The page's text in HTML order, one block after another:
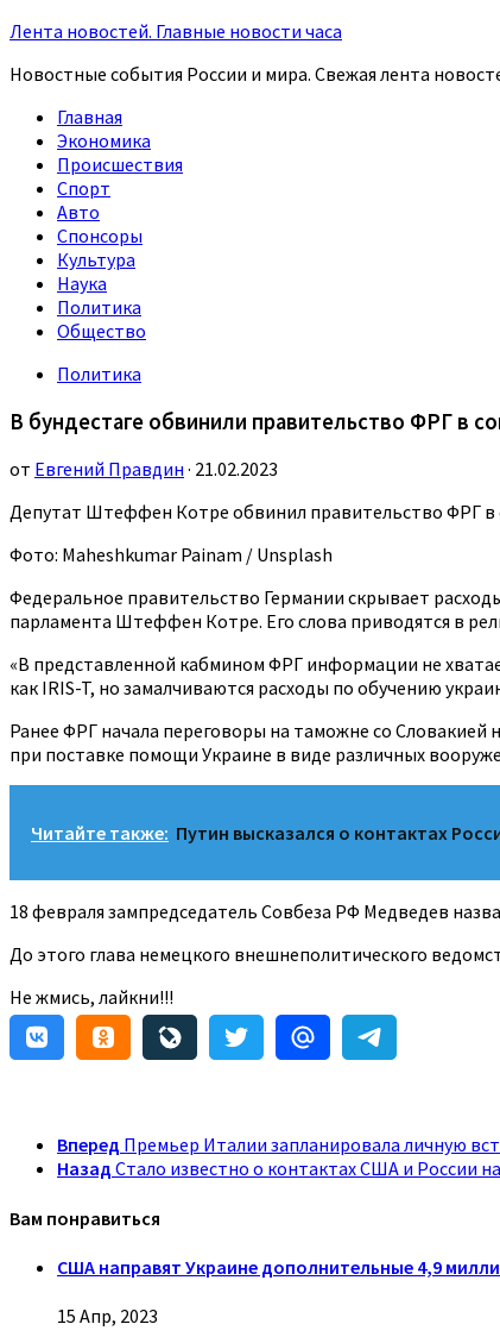
Лента новостей. Главные новости часа
Новостные события России и мира. Свежая лента
Главная
Экономика
Происшествия
Спорт
Авто
Спонсоры
Культура
Наука
Политика
Общество
Политика
В бундестаге обвинили правительство ФРГ в
от Евгений Правдин · 21.02.2023
Депутат Штеффен Котре обвинил правительство ФРГ в
Фото: Maheshkumar Painam / Unsplash
Федеральное правительство Германии скрывает
парламента Штеффен Котре. Его слова приводятся в
«В представленной кабмином ФРГ информации не
как IRIS-T, но замалчиваются расходы по обучению
Ранее ФРГ начала переговоры на таможне со Словакией
при поставке помощи Украине в виде различных
Читайте также: Путин высказался о контактах
18 февраля зампредседатель Совбеза РФ Медведев
До этого глава немецкого внешнеполитического
Не жмись, лайкни!!!
Вперед Премьер Италии запланировала личную
Назад Стало известно о контактах США и России
Вам понравиться
США направят Украине дополнительные 4,9
15 Апр, 2023